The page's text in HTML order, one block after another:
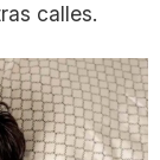
calles.